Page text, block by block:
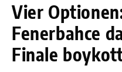
Vier
Fenerbahce
Finale